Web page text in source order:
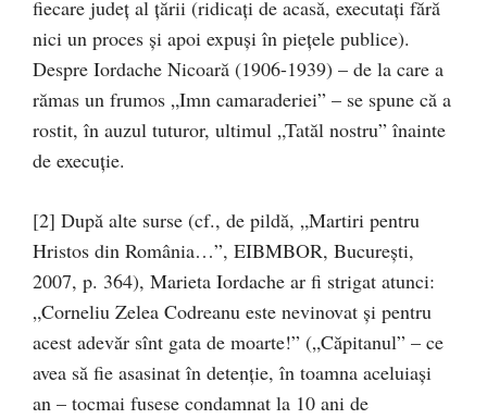
fiecare judeţ al ţării (ridicaţi de acasă, executaţi fără
nici un proces şi apoi expuşi în pieţele publice).
Despre Iordache Nicoară (1906-1939) – de la care a
rămas un frumos „Imn camaraderiei” – se spune că a
rostit, în auzul tuturor, ultimul „Tatăl nostru” înainte
de execuţie.
[2] După alte surse (cf., de pildă, „Martiri pentru
Hristos din România…”, EIBMBOR, Bucureşti,
2007, p. 364), Marieta Iordache ar fi strigat atunci:
„Corneliu Zelea Codreanu este nevinovat şi pentru
acest adevăr sînt gata de moarte!” („Căpitanul” – ce
avea să fie asasinat în detenţie, în toamna aceluiaşi
an – tocmai fusese condamnat la 10 ani de